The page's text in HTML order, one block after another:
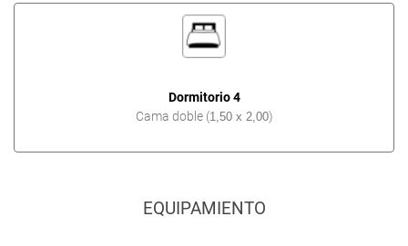
Dormitorio 4
Cama doble (1,50 x 2,00)
EQUIPAMIENTO